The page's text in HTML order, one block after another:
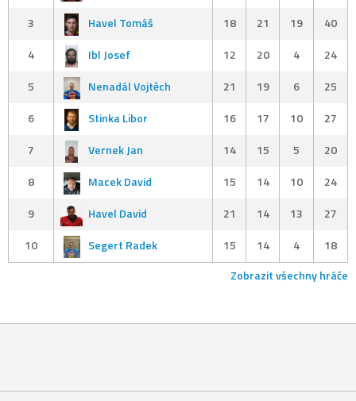
3
Havel Tomáš 18 21 19
40
4
Ibl Josef 12 20 4
24
5
Nenadál Vojtěch 21 19 6
25
6
Stinka Libor 16 17 10
27
7
Vernek Jan 14 15 5
20
8
Macek David 15 14 10
24
9
Havel David 21 14 13
27
10
Segert Radek 15 14 4
18
Zobrazit všechny hráče